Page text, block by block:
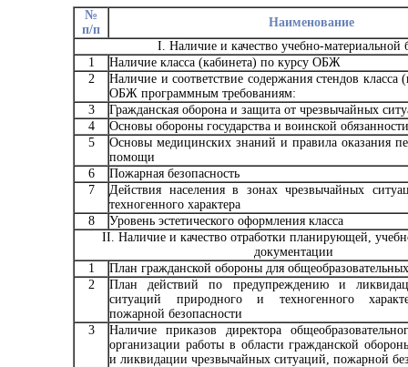
№
п/п
Наименование
I. Наличие и качество учебно-материальной
1
Наличие класса (кабинета) по курсу ОБЖ
2
Наличие и соответствие содержания стендов класса
ОБЖ программным требованиям:
3
Гражданская оборона и защита от чрезвычайных
4
Основы обороны государства и воинской обязанности
5
Основы медицинских знаний и правила оказания
помощи
6
Пожарная безопасность
7
Действия населения в зонах чрезвычайных
техногенного характера
8
Уровень эстетического оформления класса
II. Наличие и качество отработки планирующей,
документации
1
План гражданской обороны для
2
План действий по предупреждению и
ситуаций природного и техногенного
пожарной безопасности
3
Наличие приказов директора
организации работы в области гражданской
и ликвидации чрезвычайных ситуаций, пожарной